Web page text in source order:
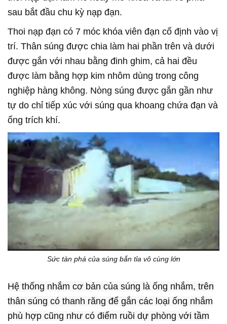
sau bắt đầu chu kỳ nạp đạn.
Thoi nạp đạn có 7 móc khóa viên đạn cố định vào vị
trí. Thân súng được chia làm hai phần trên và dưới
được gắn với nhau bằng đinh ghim, cả hai đều
được làm bằng hợp kim nhôm dùng trong công
nghiệp hàng không. Nòng súng được gắn gần như
tự do chỉ tiếp xúc với súng qua khoang chứa đạn và
ống trích khí.
Sức tàn phá của súng bắn tỉa vô cùng lớn
Hệ thống nhắm cơ bản của súng là ống nhắm, trên
thân súng có thanh răng để gắn các loại ống nhắm
phù hợp cũng như có điểm ruồi dự phòng với tầm